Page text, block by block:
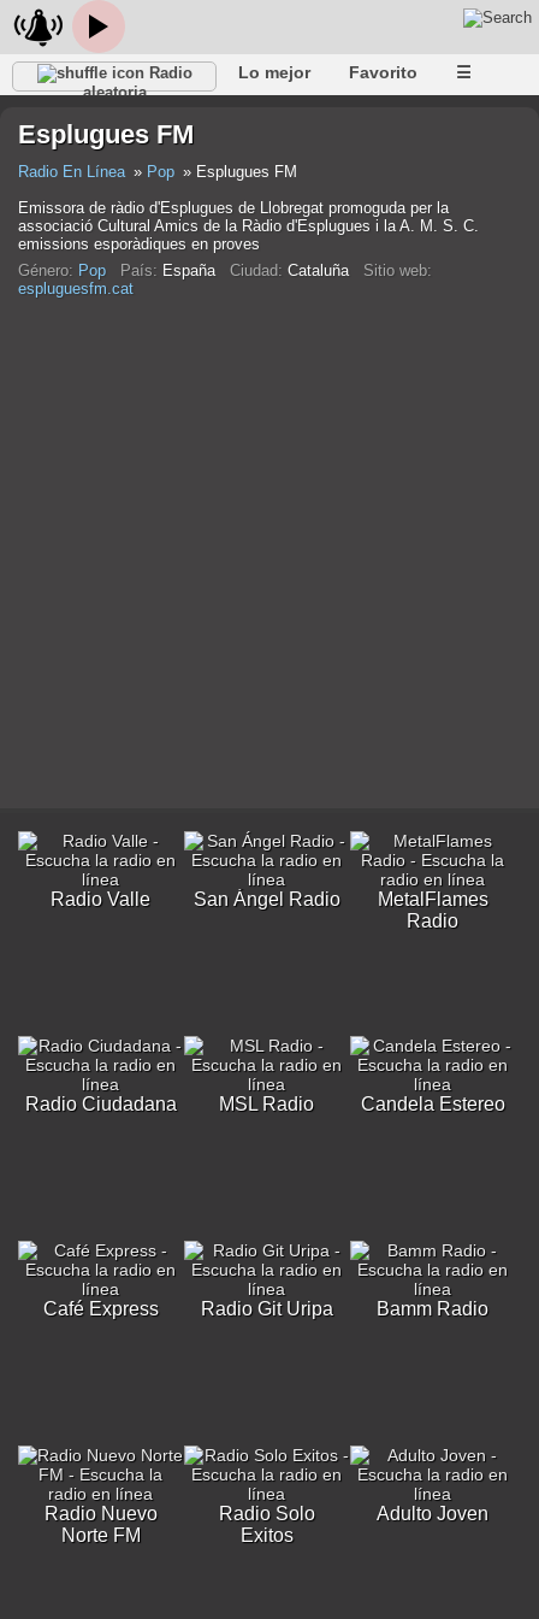
Radio
aleatoria
Lo mejor Favorito ☰
Esplugues FM
Radio En Línea Pop
Esplugues FM
Emissora de ràdio d'Esplugues de Llobregat promoguda per la
associació Cultural Amics de la Ràdio d'Esplugues i la A. M. S. C.
emissions esporàdiques en proves
Género: Pop País: España Ciudad: Cataluña Sitio web:
espluguesfm.cat
Radio Valle San Ángel Radio
MetalFlames
Radio
Radio Ciudadana MSL Radio Candela Estereo
Café Express Radio Git Uripa Bamm Radio
Radio Nuevo
Norte FM
Radio Solo
Exitos
Adulto Joven